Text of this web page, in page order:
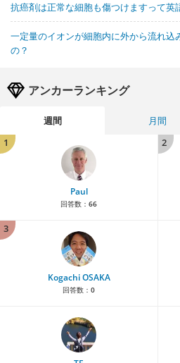
抗癌剤は正常な細胞も傷つけますって英
一定量のイオンが細胞内に外から流れ込
の？
アンカーランキング
週間 月間
1
Paul
回答数： 66
2
3
Kogachi OSAKA
回答数： 0